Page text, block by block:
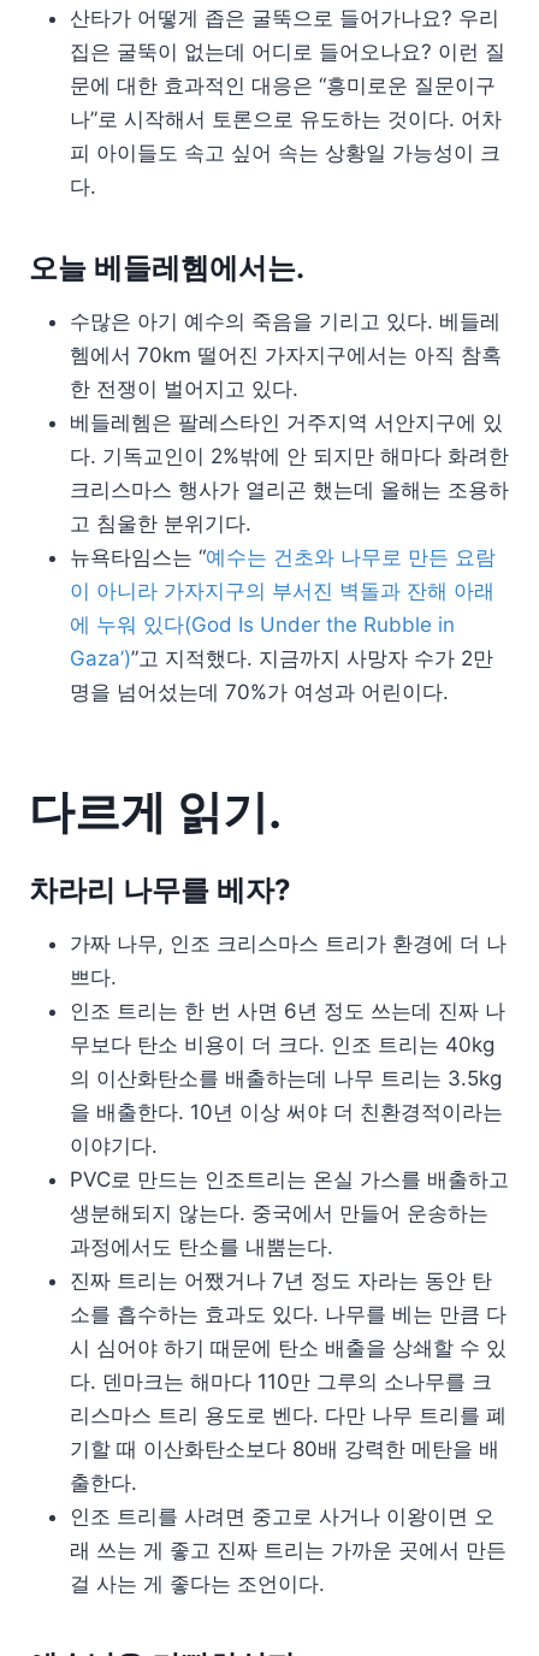
산타가 어떻게 좁은 굴뚝으로 들어가나요? 우리
집은 굴뚝이 없는데 어디로 들어오나요? 이런 질
문에 대한 효과적인 대응은 “흥미로운 질문이구
나”로 시작해서 토론으로 유도하는 것이다. 어차
피 아이들도 속고 싶어 속는 상황일 가능성이 크
다.
오늘 베들레헴에서는.
수많은 아기 예수의 죽음을 기리고 있다. 베들레
헴에서 70km 떨어진 가자지구에서는 아직 참혹
한 전쟁이 벌어지고 있다.
베들레헴은 팔레스타인 거주지역 서안지구에 있
다. 기독교인이 2%밖에 안 되지만 해마다 화려한
크리스마스 행사가 열리곤 했는데 올해는 조용하
고 침울한 분위기다.
뉴욕타임스는 “예수는 건초와 나무로 만든 요람
이 아니라 가자지구의 부서진 벽돌과 잔해 아래
에 누워 있다(God Is Under the Rubble in
Gaza’)”고 지적했다. 지금까지 사망자 수가 2만
명을 넘어섰는데 70%가 여성과 어린이다.
다르게 읽기.
차라리 나무를 베자?
가짜 나무, 인조 크리스마스 트리가 환경에 더 나
쁘다.
인조 트리는 한 번 사면 6년 정도 쓰는데 진짜 나
무보다 탄소 비용이 더 크다. 인조 트리는 40kg
의 이산화탄소를 배출하는데 나무 트리는 3.5kg
을 배출한다. 10년 이상 써야 더 친환경적이라는
이야기다.
PVC로 만드는 인조트리는 온실 가스를 배출하고
생분해되지 않는다. 중국에서 만들어 운송하는
과정에서도 탄소를 내뿜는다.
진짜 트리는 어쨌거나 7년 정도 자라는 동안 탄
소를 흡수하는 효과도 있다. 나무를 베는 만큼 다
시 심어야 하기 때문에 탄소 배출을 상쇄할 수 있
다. 덴마크는 해마다 110만 그루의 소나무를 크
리스마스 트리 용도로 벤다. 다만 나무 트리를 폐
기할 때 이산화탄소보다 80배 강력한 메탄을 배
출한다.
인조 트리를 사려면 중고로 사거나 이왕이면 오
래 쓰는 게 좋고 진짜 트리는 가까운 곳에서 만든
걸 사는 게 좋다는 조언이다.